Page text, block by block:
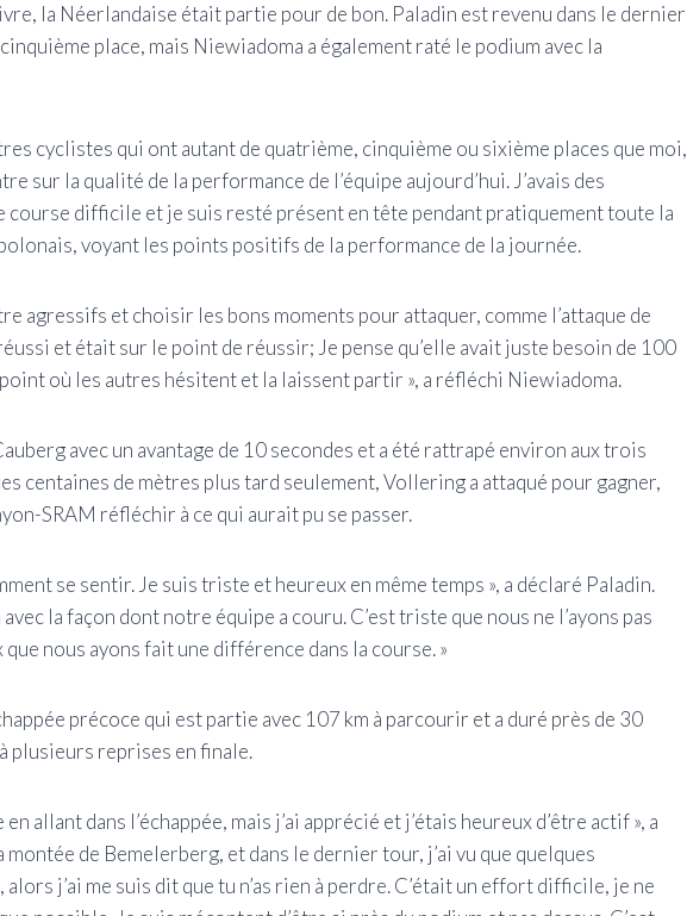
la Néerlandaise était partie pour de bon. Paladin est revenu dans le dernier
place, mais Niewiadoma a également raté le podium avec la
cyclistes qui ont autant de quatrième, cinquième ou sixième places que moi,
sur la qualité de la performance de l’équipe aujourd’hui. J’avais des
course difficile et je suis resté présent en tête pendant pratiquement toute la
voyant les points positifs de la performance de la journée.
agressifs et choisir les bons moments pour attaquer, comme l’attaque de
et était sur le point de réussir; Je pense qu’elle avait juste besoin de 100
où les autres hésitent et la laissent partir », a réfléchi Niewiadoma.
avec un avantage de 10 secondes et a été rattrapé environ aux trois
centaines de mètres plus tard seulement, Vollering a attaqué pour gagner,
SRAM réfléchir à ce qui aurait pu se passer.
se sentir. Je suis triste et heureux en même temps », a déclaré Paladin.
la façon dont notre équipe a couru. C’est triste que nous ne l’ayons pas
nous ayons fait une différence dans la course. »
précoce qui est partie avec 107 km à parcourir et a duré près de 30
plusieurs reprises en finale.
en allant dans l’échappée, mais j’ai apprécié et j’étais heureux d’être actif », a
montée de Bemelerberg, et dans le dernier tour, j’ai vu que quelques
j’ai me suis dit que tu n’as rien à perdre. C’était un effort difficile, je ne